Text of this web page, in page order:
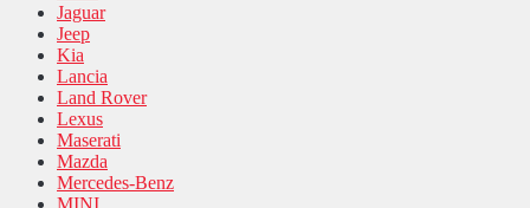
Jaguar
Jeep
Kia
Lancia
Land Rover
Lexus
Maserati
Mazda
Mercedes-Benz
MINI